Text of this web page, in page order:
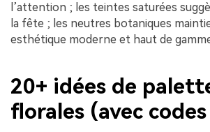
l’attention ; les teintes saturées
la fête ; les neutres botaniques
esthétique moderne et haut de
20+ idées de
florales (avec